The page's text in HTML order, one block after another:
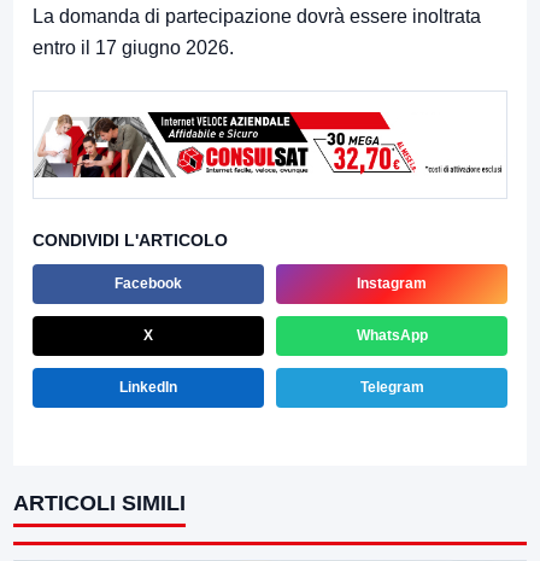
La domanda di partecipazione dovrà essere inoltrata
entro il 17 giugno 2026.
CONDIVIDI L'ARTICOLO
Facebook Instagram
X WhatsApp
LinkedIn Telegram
ARTICOLI SIMILI